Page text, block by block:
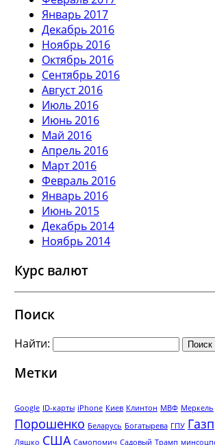
Январь 2017
Декабрь 2016
Ноябрь 2016
Октябрь 2016
Сентябрь 2016
Август 2016
Июль 2016
Июнь 2016
Май 2016
Апрель 2016
Март 2016
Февраль 2016
Январь 2016
Июнь 2015
Декабрь 2014
Ноябрь 2014
Курс валют
Поиск
Найти:
Метки
Google ID-карты iPhone Киев Клинтон МВФ Меркель
Порошенко Беларусь Богатырева ГПУ
Ляшко США Самопомич Садовый Трамп